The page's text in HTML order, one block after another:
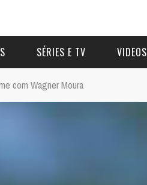
SÉRIES E TV VIDEOS
com Wagner Moura